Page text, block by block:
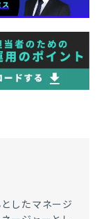
したマネージ